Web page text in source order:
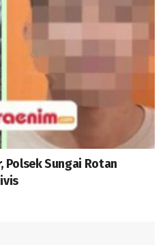
Polsek Sungai Rotan